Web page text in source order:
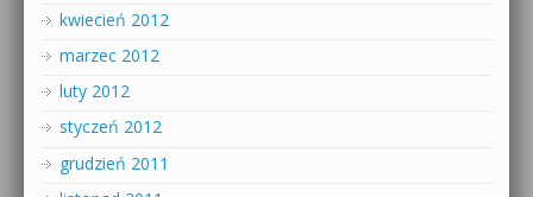
kwiecień 2012
marzec 2012
luty 2012
styczeń 2012
grudzień 2011